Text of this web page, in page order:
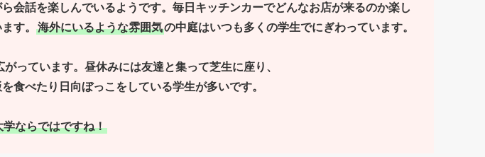
会話を楽しんでいるようです。毎日キッチンカーでどんなお店が来るのか楽し
す。
海外にいるような雰囲気の中庭はいつも多くの学生でにぎわっています。
がっています。昼休みには友達と集って芝生に座り、
食べたり日向ぼっこをしている学生が多いです。
ならではですね！